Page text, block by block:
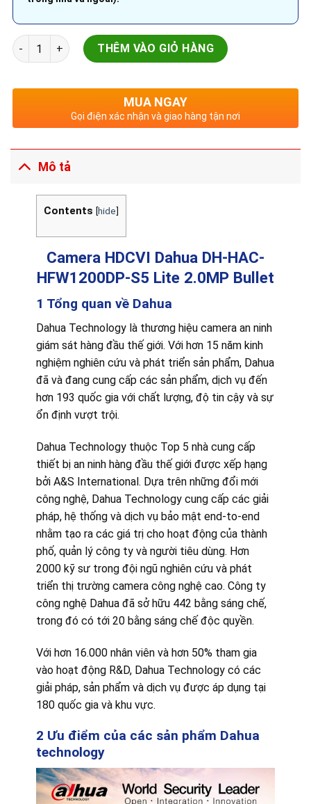
Camera HDCVI Dahua | DH-HAC-HFW1200DP-S5 | Lite 2.0MP
THÊM VÀO GIỎ HÀNG
MUA NGAY
Gọi điện xác nhận và giao hàng tận nơi
Mô tả
Contents [hide]
Camera HDCVI Dahua DH-HAC-
HFW1200DP-S5 Lite 2.0MP Bullet
1 Tổng quan về Dahua
Dahua Technology là thương hiệu camera an ninh
giám sát hàng đầu thế giới. Với hơn 15 năm kinh
nghiệm nghiên cứu và phát triển sản phẩm, Dahua
đã và đang cung cấp các sản phẩm, dịch vụ đến
hơn 193 quốc gia với chất lượng, độ tin cậy và sự
ổn định vượt trội.
Dahua Technology thuộc Top 5 nhà cung cấp
thiết bị an ninh hàng đầu thế giới được xếp hạng
bởi A&S International. Dựa trên những đổi mới
công nghệ, Dahua Technology cung cấp các giải
pháp, hệ thống và dịch vụ bảo mật end-to-end
nhằm tạo ra các giá trị cho hoạt động của thành
phố, quản lý công ty và người tiêu dùng. Hơn
2000 kỹ sư trong đội ngũ nghiên cứu và phát
triển thị trường camera công nghệ cao. Công ty
công nghệ Dahua đã sở hữu 442 bằng sáng chế,
trong đó có tới 20 bằng sáng chế độc quyền.
Với hơn 16.000 nhân viên và hơn 50% tham gia
vào hoạt động R&D, Dahua Technology có các
giải pháp, sản phẩm và dịch vụ được áp dụng tại
180 quốc gia và khu vực.
2 Ưu điểm của các sản phẩm Dahua
technology